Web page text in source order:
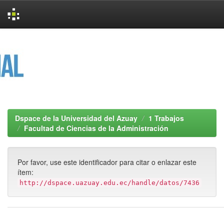
Dspace de la Universidad del Azuay
1 Trabajos
Facultad de Ciencias de la Administración
Por favor, use este identificador para citar o enlazar este
ítem:
http://dspace.uazuay.edu.ec/handle/datos/7436